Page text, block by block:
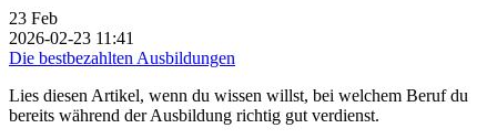
23 Feb
2026-02-23 11:41
Die bestbezahlten Ausbildungen
Lies diesen Artikel, wenn du wissen willst, bei welchem Beruf du
bereits während der Ausbildung richtig gut verdienst.